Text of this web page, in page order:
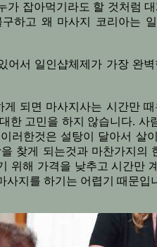
가 잡아먹기라도 할 것처럼
하고 왜 마사지 코리아는
어서 일인샵체제가 가장 완벽
게 되면 마사지사는 시간만
한 고민을 하지 않습니다. 사
러한것은 설탕이 달아서 살
찾게 되는것과 마찬가지의
위해 가격을 낮추고 시간만
사지를 하기는 어렵기 때문입